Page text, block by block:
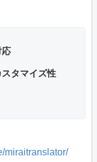
応
タマイズ性
miraitranslator/